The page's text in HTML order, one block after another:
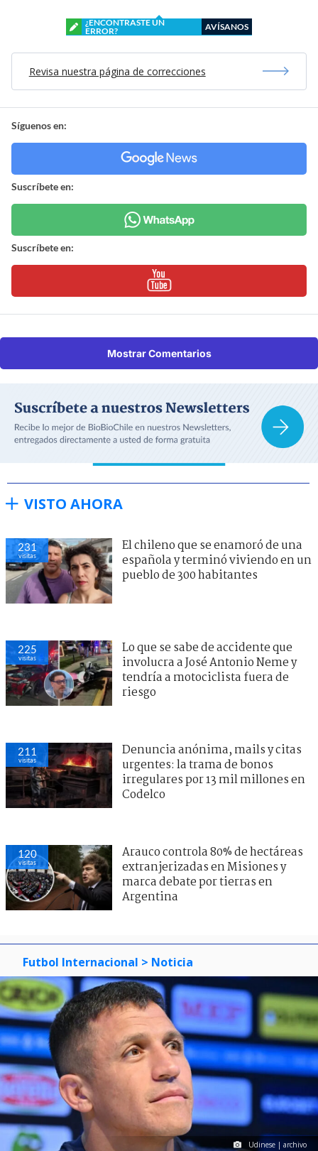
¿ENCONTRASTE UN
ERROR?
AVÍSANOS
Revisa nuestra página de correcciones
Síguenos en:
Suscríbete en:
Suscríbete en:
Mostrar Comentarios
VISTO AHORA
231
visitas
El chileno que se enamoró de una
española y terminó viviendo en un
pueblo de 300 habitantes
225
visitas
Lo que se sabe de accidente que
involucra a José Antonio Neme y
tendría a motociclista fuera de
riesgo
211
visitas
Denuncia anónima, mails y citas
urgentes: la trama de bonos
irregulares por 13 mil millones en
Codelco
120
visitas
Arauco controla 80% de hectáreas
extranjerizadas en Misiones y
marca debate por tierras en
Argentina
Futbol Internacional > Noticia
Udinese | archivo